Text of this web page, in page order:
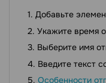
Добавьте
Укажите время
Выберите имя
Введите текст
Особенности